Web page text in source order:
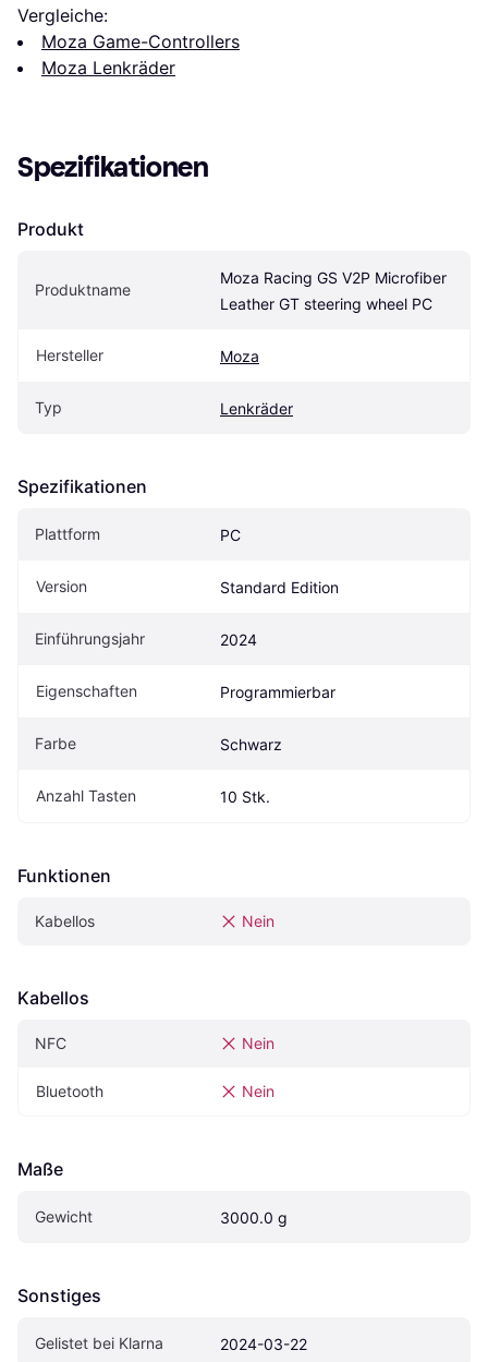
Vergleiche:
Moza Game-Controllers
Moza Lenkräder
Spezifikationen
Produkt
Produktname
Moza Racing GS V2P Microfiber
Leather GT steering wheel PC
Hersteller Moza
Typ Lenkräder
Spezifikationen
Plattform PC
Version Standard Edition
Einführungsjahr 2024
Eigen­schaften Programmierbar
Farbe Schwarz
Anzahl Tasten 10 Stk.
Funktionen
Kabellos Nein
Kabellos
NFC Nein
Bluetooth Nein
Maße
Gewicht 3000.0 g
Sonstiges
Gelistet bei Klarna 2024-03-22